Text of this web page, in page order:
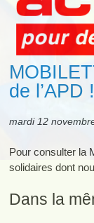
de l’APD !
mardi 12
Pour consulter la
solidaires dont
Dans la